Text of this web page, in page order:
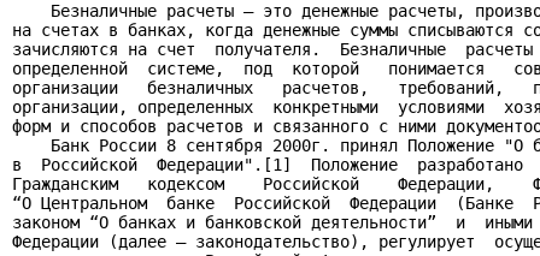
Безналичные расчеты – это денежные расчеты,
на счетах в банках, когда денежные суммы списываются
зачисляются на счет  получателя.  Безналичные
определенной  системе,  под  которой   понимается
организации   безналичных   расчетов,   требований,
организации, определенных  конкретными  условиями
форм и способов расчетов и связанного с ними
Банк России 8 сентября 2000г. принял Положение "О
в  Российской  Федерации".[1]  Положение
Гражданским   кодексом    Российской    Федерации,
“О Центральном  банке  Российской  Федерации  (Банке
законом “О банках и банковской деятельности”  и
Федерации (далее — законодательство), регулирует